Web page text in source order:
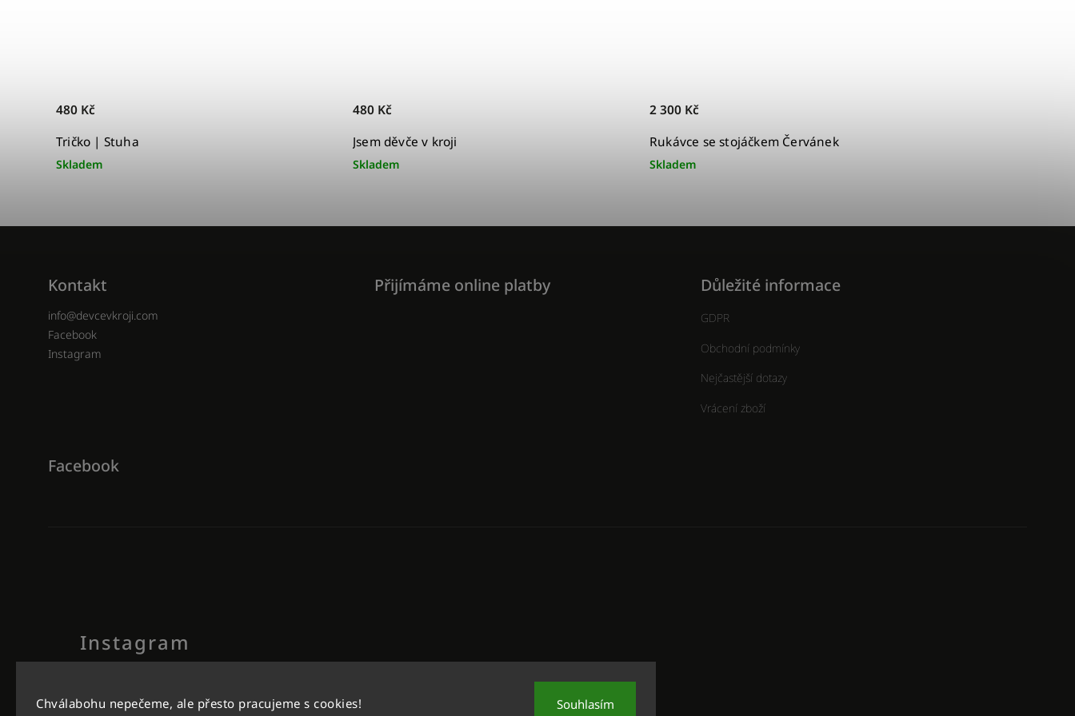
Chválabohu nepečeme, ale přesto pracujeme s cookies! Souhlasím
Tričko | Stuha
Skladem
480 Kč
Jsem děvče v kroji
Skladem
480 Kč
Rukávce se stojáčkem Červánek
Skladem
2 300 Kč
Kontakt
info@devcevkroji.com
Facebook
Instagram
Instagram
Přijímáme online platby Důležité informace
GDPR
Obchodní podmínky
Nejčastější dotazy
Vrácení zboží
Facebook